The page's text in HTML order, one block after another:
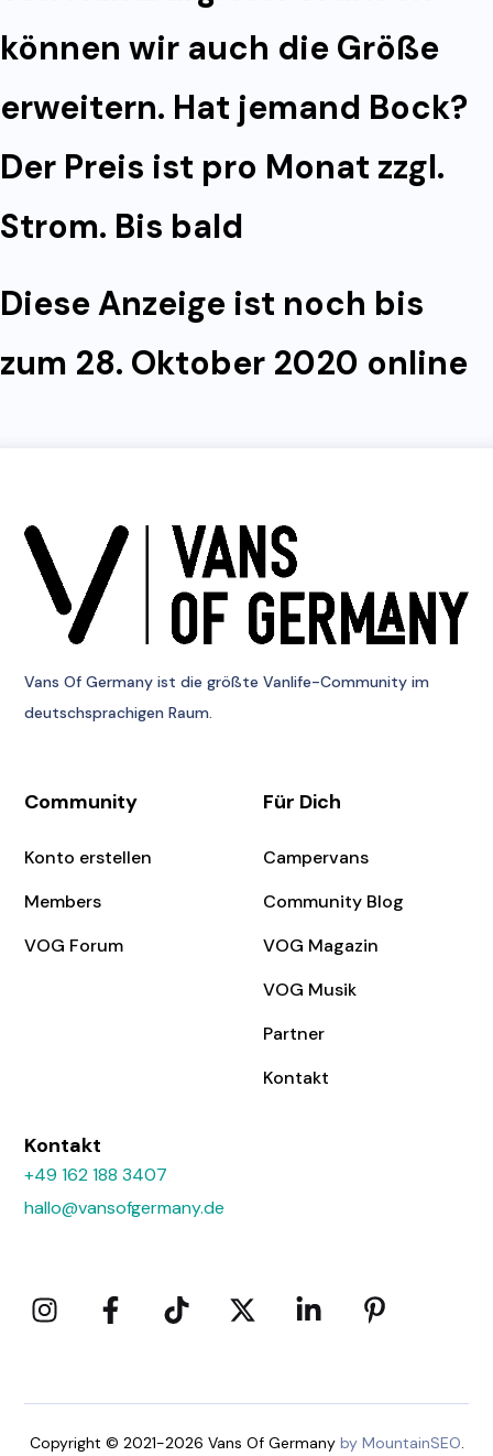
können wir auch die Größe
erweitern. Hat jemand Bock?
Der Preis ist pro Monat zzgl.
Strom. Bis bald
Diese Anzeige ist noch bis
zum 28. Oktober 2020 online
Vans Of Germany ist die größte Vanlife-Community im
deutschsprachigen Raum.
Community
Konto erstellen
Members
VOG Forum
Für Dich
Campervans
Community Blog
VOG Magazin
VOG Musik
Partner
Kontakt
Kontakt
+49 162 188 3407
hallo@vansofgermany.de
Copyright © 2021-2026 Vans Of Germany by MountainSEO.